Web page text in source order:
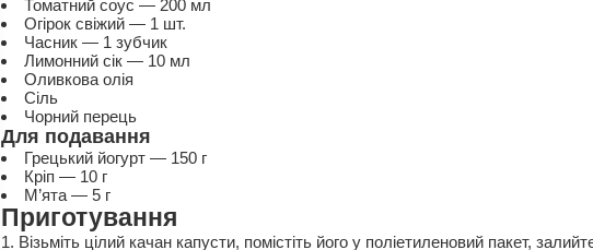
Томатний соус — 200 мл
Огірок свіжий — 1 шт.
Часник — 1 зубчик
Лимонний сік — 10 мл
Оливкова олія
Сіль
Чорний перець
Для подавання
Грецький йогурт — 150 г
Кріп — 10 г
М’ята — 5 г
Приготування
Візьміть цілий качан капусти, помістіть його у поліетиленовий пакет,